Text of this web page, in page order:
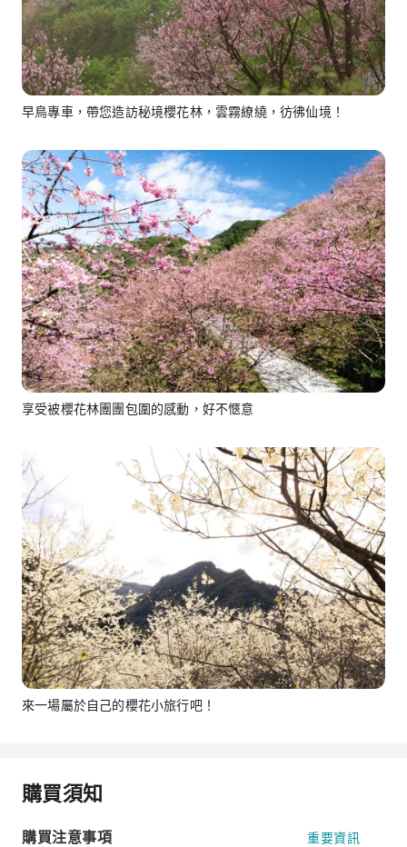
早鳥專車，帶您造訪秘境櫻花林，雲霧繚繞，彷彿仙境！
享受被櫻花林團團包圍的感動，好不愜意
來一場屬於自己的櫻花小旅行吧！
購買須知
購買注意事項 重要資訊